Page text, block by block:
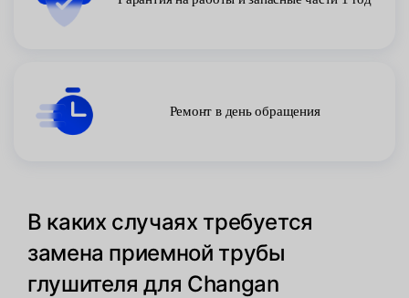
Ремонт в день обращения
В каких случаях требуется
замена приемной трубы
глушителя для Changan